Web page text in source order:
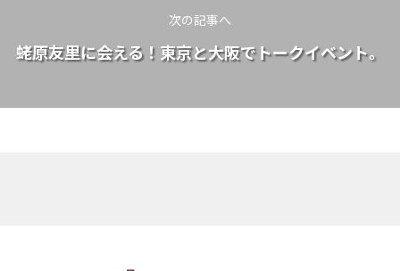
次の記事へ
蛯原友里に会える！東京と大阪でトークイベント。